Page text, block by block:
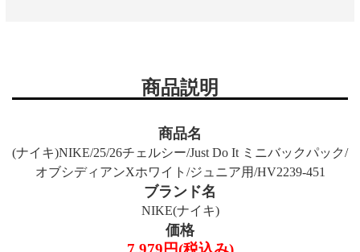
商品説明
商品名
(ナイキ)NIKE/25/26チェルシー/Just Do It ミニバックパック/
オブシディアンXホワイト/ジュニア用/HV2239-451
ブランド名
NIKE(ナイキ)
価格